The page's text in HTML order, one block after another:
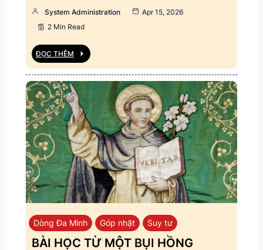
System Administration
Apr 15, 2026
2 Min Read
ĐỌC THÊM
Dòng Đa Minh Góp nhặt Suy tư
BÀI HỌC TỪ MỘT BỤI HỒNG